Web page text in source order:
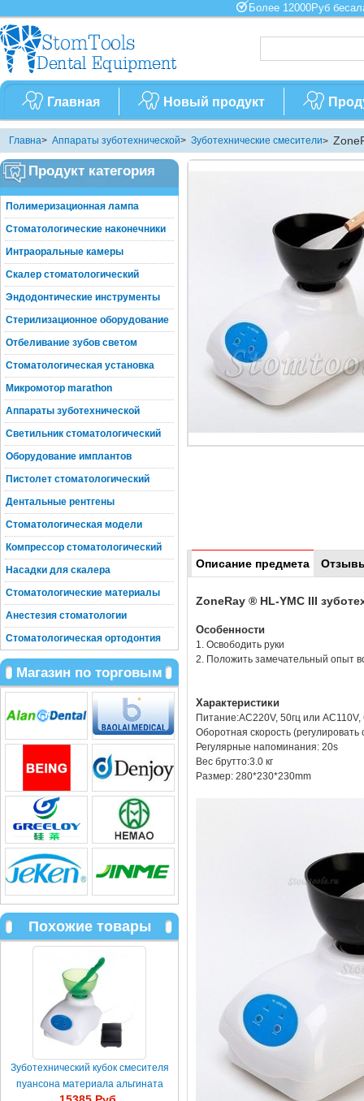
Более 12000Руб
Главная Новый продукт
Главна> Аппараты зуботехнической> Зуботехнические смесители>
Описание предмета
ZoneRay ® HL-YMC III
Особенности
1. Освободить руки
2. Положить замечательный опыт
Характеристики
Питание:AC220V, 50гц или AC110V,
Оборотная скорость
Регулярные напоминания: 20s
Вес брутто:3.0 кг
Размер: 280*230*230mm
Продукт категория
Полимеризационная лампа
Стоматологические наконечники
Интраоральные камеры
Скалер стоматологический
Эндодонтические инструменты
Стерилизационное оборудование
Отбеливание зубов светом
Стоматологическая установка
Микромотор marathon
Аппараты зуботехнической
Светильник стоматологический
Оборудование имплантов
Пистолет стоматологический
Дентальные рентгены
Стоматологическая модели
Компрессор стоматологический
Насадки для скалера
Стоматологические материалы
Анестезия стоматологии
Стоматологическая ортодонтия
Магазин по торговым
Похожие товары
Зуботехнический кубок смесителя
пуансона материала альгината